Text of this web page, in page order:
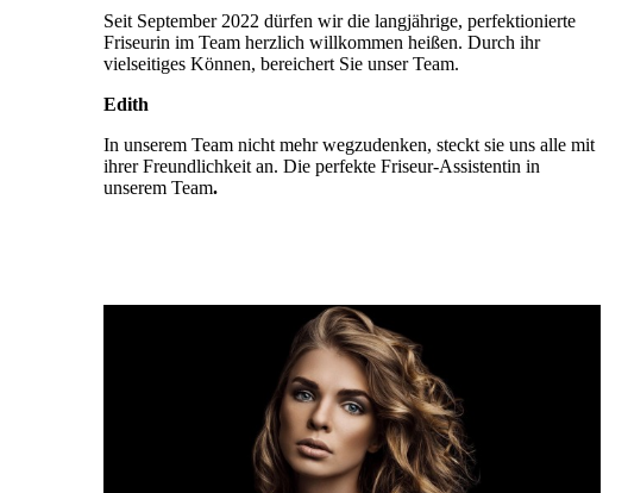
Seit September 2022 dürfen wir die langjährige, perfektionierte
Friseurin im Team herzlich willkommen heißen. Durch ihr
vielseitiges Können, bereichert Sie unser Team.
Edith
In unserem Team nicht mehr wegzudenken, steckt sie uns alle mit
ihrer Freundlichkeit an. Die perfekte Friseur-Assistentin in
unserem Team.